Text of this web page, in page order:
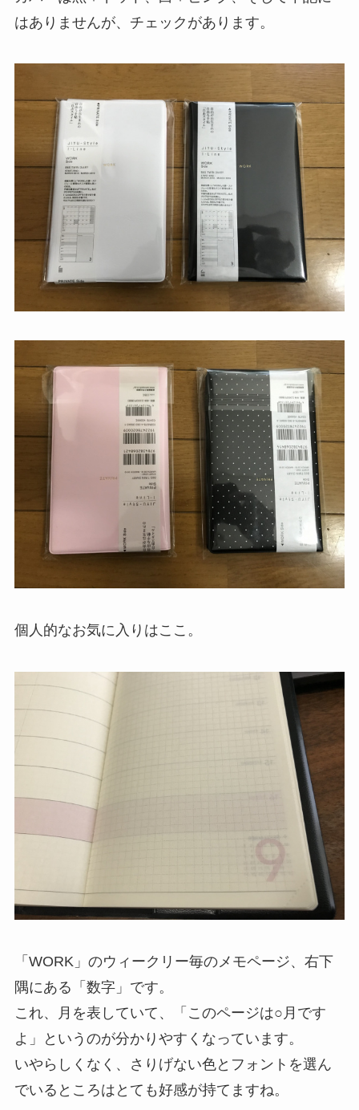
はありませんが、チェックがあります。
個人的なお気に入りはここ。
「WORK」のウィークリー毎のメモページ、右下
隅にある「数字」です。
これ、月を表していて、「このページは○月です
よ」というのが分かりやすくなっています。
いやらしくなく、さりげない色とフォントを選ん
でいるところはとても好感が持てますね。